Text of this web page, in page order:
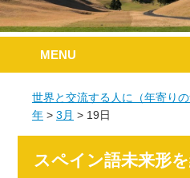
MENU
世界と交流する人に（年寄り
年
3月 19日
スペイン語未来形